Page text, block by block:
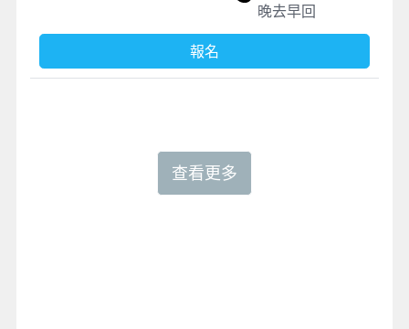
晚去早回
報名
查看更多